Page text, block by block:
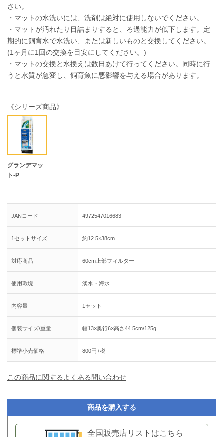
さい。
・マットの水洗いには、洗剤は絶対に使用しないでください。
・マットが汚れたり目詰まりすると、ろ過能力が低下します。定
期的に飼育水で水洗い、または新しいものと交換してください。
(1ヶ月に1回の交換を目安にしてください。)
・マットの交換と水換えは数日あけて行ってください。同時に行
うと水質が急変し、飼育魚に悪影響を与える場合があります。
《シリーズ商品》
グランデマッ
ト-P
JANコード 4972547016683
1セットサイズ 約12.5×38cm
対応商品 60cm上部フィルター
使用環境 淡水・海水
内容量 1セット
個装サイズ/重量 幅13×奥行6×高さ44.5cm/125g
標準小売価格 800円+税
この商品に関するよくある問い合わせ
商品を購入する
全国販売店リストはこちら